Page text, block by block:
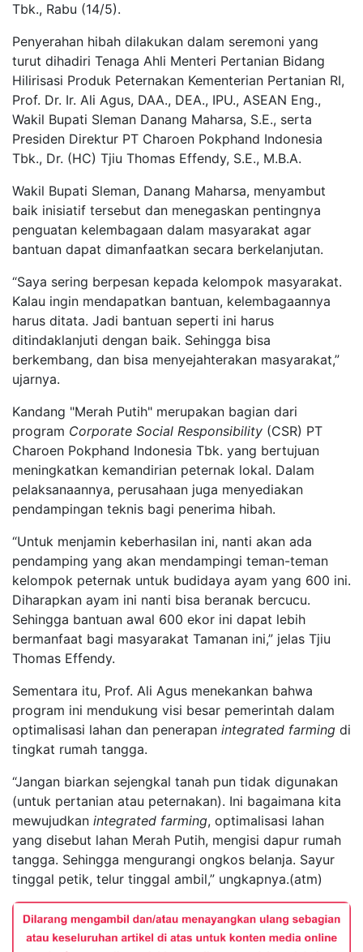
Tbk., Rabu (14/5).
Penyerahan hibah dilakukan dalam seremoni yang
turut dihadiri Tenaga Ahli Menteri Pertanian Bidang
Hilirisasi Produk Peternakan Kementerian Pertanian RI,
Prof. Dr. Ir. Ali Agus, DAA., DEA., IPU., ASEAN Eng.,
Wakil Bupati Sleman Danang Maharsa, S.E., serta
Presiden Direktur PT Charoen Pokphand Indonesia
Tbk., Dr. (HC) Tjiu Thomas Effendy, S.E., M.B.A.
Wakil Bupati Sleman, Danang Maharsa, menyambut
baik inisiatif tersebut dan menegaskan pentingnya
penguatan kelembagaan dalam masyarakat agar
bantuan dapat dimanfaatkan secara berkelanjutan.
“Saya sering berpesan kepada kelompok masyarakat.
Kalau ingin mendapatkan bantuan, kelembagaannya
harus ditata. Jadi bantuan seperti ini harus
ditindaklanjuti dengan baik. Sehingga bisa
berkembang, dan bisa menyejahterakan masyarakat,”
ujarnya.
Kandang "Merah Putih" merupakan bagian dari
program Corporate Social Responsibility (CSR) PT
Charoen Pokphand Indonesia Tbk. yang bertujuan
meningkatkan kemandirian peternak lokal. Dalam
pelaksanaannya, perusahaan juga menyediakan
pendampingan teknis bagi penerima hibah.
“Untuk menjamin keberhasilan ini, nanti akan ada
pendamping yang akan mendampingi teman-teman
kelompok peternak untuk budidaya ayam yang 600 ini.
Diharapkan ayam ini nanti bisa beranak bercucu.
Sehingga bantuan awal 600 ekor ini dapat lebih
bermanfaat bagi masyarakat Tamanan ini,” jelas Tjiu
Thomas Effendy.
Sementara itu, Prof. Ali Agus menekankan bahwa
program ini mendukung visi besar pemerintah dalam
optimalisasi lahan dan penerapan integrated farming di
tingkat rumah tangga.
“Jangan biarkan sejengkal tanah pun tidak digunakan
(untuk pertanian atau peternakan). Ini bagaimana kita
mewujudkan integrated farming, optimalisasi lahan
yang disebut lahan Merah Putih, mengisi dapur rumah
tangga. Sehingga mengurangi ongkos belanja. Sayur
tinggal petik, telur tinggal ambil,” ungkapnya.(atm)